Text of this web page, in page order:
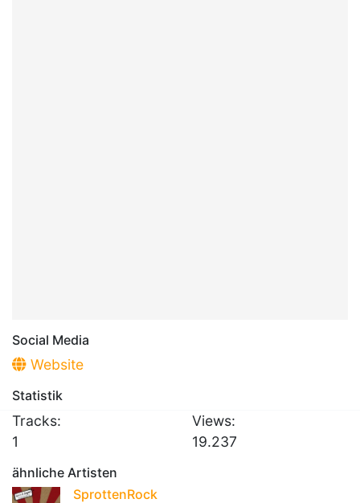
Social Media
Website
Statistik
Tracks:
1
Views:
19.237
ähnliche Artisten
SprottenRock